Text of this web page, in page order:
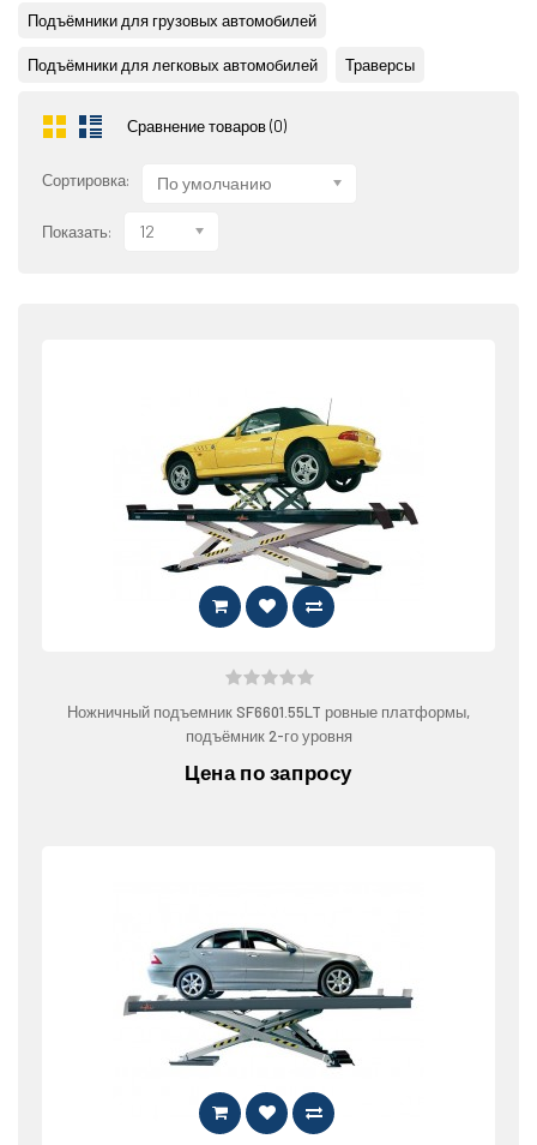
Подъёмники для грузовых автомобилей
Подъёмники для легковых автомобилей Траверсы
Сравнение товаров (0)
Сортировка: По умолчанию
Показать: 12
Ножничный подъемник SF6601.55LT ровные платформы,
подъёмник 2-го уровня
Цена по запросу